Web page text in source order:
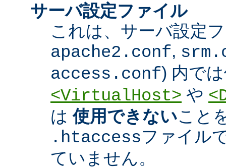
サーバ設定ファイル
これは、サーバ設定
apache2.conf,
access.conf) 内で
<VirtualHost> や
は使用できないこと
.htaccessファイル
ていません。